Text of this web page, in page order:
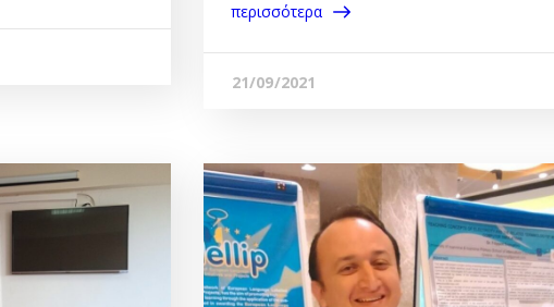
περισσότερα
21/09/2021